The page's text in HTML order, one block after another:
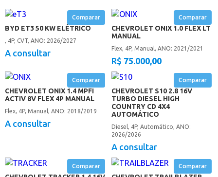
Comparar
BYD ET3 50 KW ELÉTRICO
, 4P, CVT, ANO: 2026/2027
A consultar
Comparar
CHEVROLET ONIX 1.0 FLEX LT
MANUAL
Flex, 4P, Manual, ANO: 2021/2021
R$ 75.000,00
Comparar
CHEVROLET ONIX 1.4 MPFI
ACTIV 8V FLEX 4P MANUAL
Flex, 4P, Manual, ANO: 2018/2019
A consultar
Comparar
CHEVROLET S10 2.8 16V
TURBO DIESEL HIGH
COUNTRY CD 4X4
AUTOMÁTICO
Diesel, 4P, Automático, ANO:
2026/2026
A consultar
Comparar Comparar